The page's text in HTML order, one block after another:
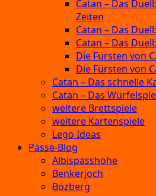
Catan – Das
Zeiten
Catan – Das
Catan – Das
Die Fürsten von
Die Fürsten von
Catan – Das schnelle
Catan – Das
weitere Brettspiele
weitere Kartenspiele
Lego Ideas
Pässe-Blog
Albispasshöhe
Benkerjoch
Bözberg